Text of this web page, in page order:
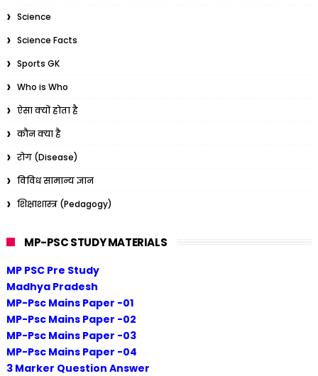
Science
Science Facts
Sports GK
Who is Who
ऐसा क्यों होता है
कौन क्या है
रोग (Disease)
विविध सामान्य ज्ञान
शिक्षाशास्त्र (Pedagogy)
MP-PSC STUDY MATERIALS
MP PSC Pre Study
Madhya Pradesh
MP-Psc Mains Paper -01
MP-Psc Mains Paper -02
MP-Psc Mains Paper -03
MP-Psc Mains Paper -04
3 Marker Question Answer